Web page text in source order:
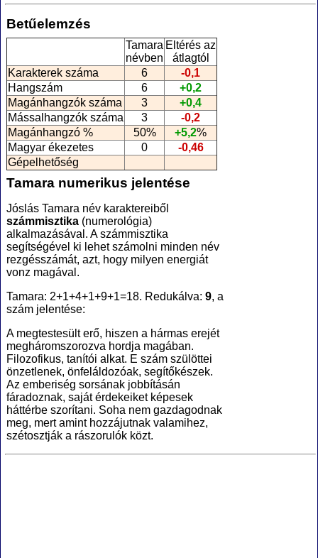
Betűelemzés
Tamara
névben
Eltérés az
átlagtól
Karakterek száma
6
-0,1
Hangszám
6
+0,2
Magánhangzók száma
3
+0,4
Mássalhangzók száma
3
-0,2
Magánhangzó %
50% +5,2%
Magyar ékezetes
0
-0,46
Gépelhetőség
Tamara numerikus jelentése
Jóslás Tamara név karaktereiből
számmisztika (numerológia)
alkalmazásával. A számmisztika
segítségével ki lehet számolni minden név
rezgésszámát, azt, hogy milyen energiát
vonz magával.
Tamara: 2+1+4+1+9+1=18. Redukálva: 9, a
szám jelentése:
A megtestesült erő, hiszen a hármas erejét
megháromszorozva hordja magában.
Filozofikus, tanítói alkat. E szám szülöttei
önzetlenek, önfeláldozóak, segítőkészek.
Az emberiség sorsának jobbításán
fáradoznak, saját érdekeiket képesek
háttérbe szorítani. Soha nem gazdagodnak
meg, mert amint hozzájutnak valamihez,
szétosztják a rászorulók közt.